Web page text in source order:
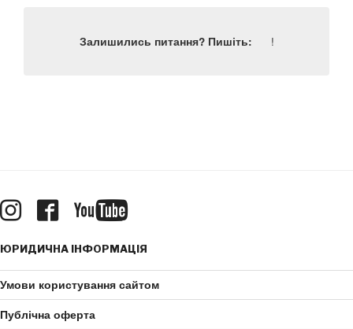
Залишились питання? Пишіть: !
ЮРИДИЧНА ІНФОРМАЦІЯ
Умови користування сайтом
Публічна оферта